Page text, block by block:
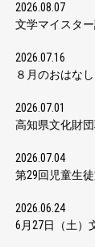
2026.08.07
文学マイスタ
2026.07.16
８月のおはな
2026.07.01
高知県文化財
2026.07.04
第29回児童生
2026.06.24
6月27日（土